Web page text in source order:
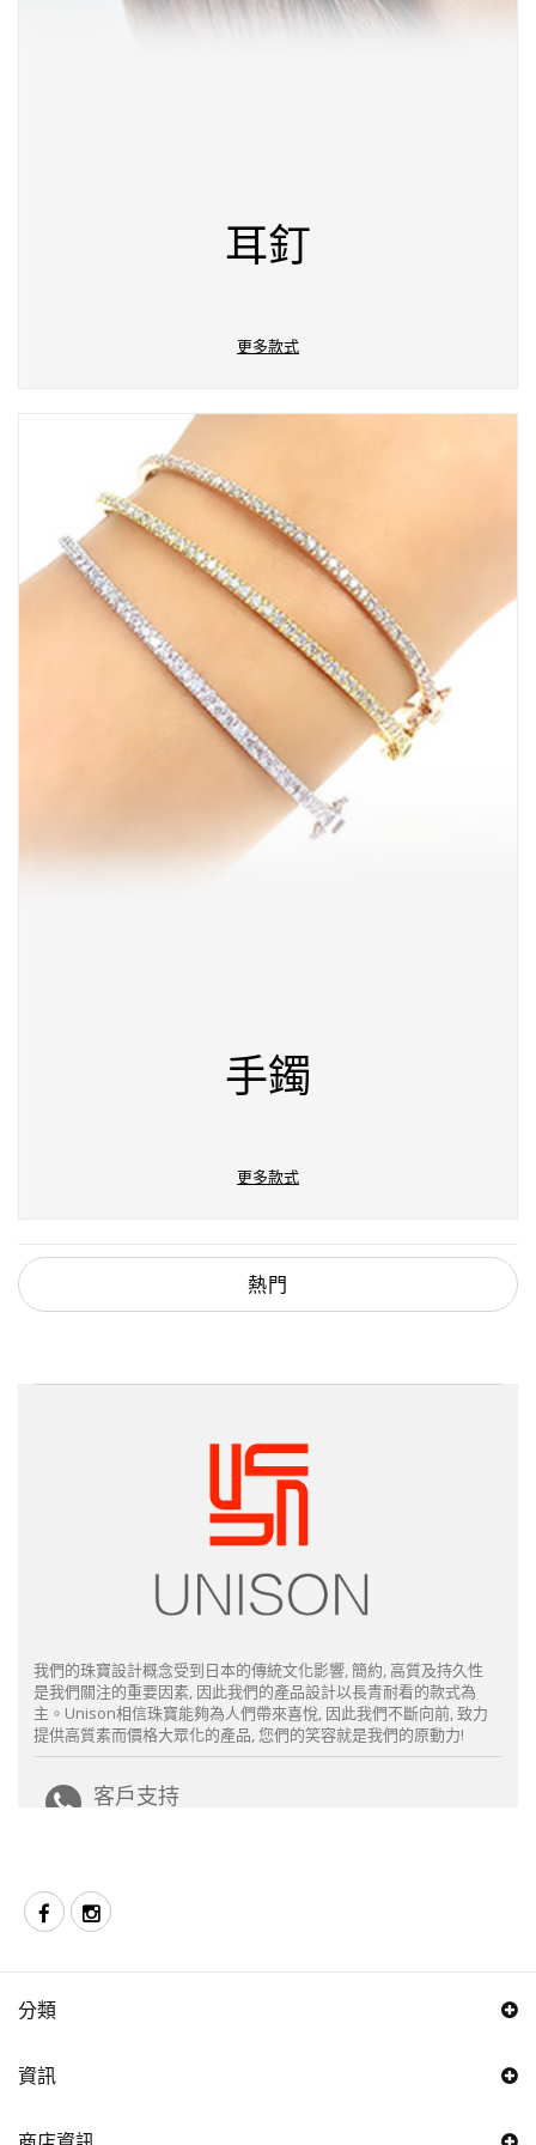
耳釘
更多款式
手鐲
更多款式
熱門
我們的珠寶設計概念受到日本的傳統文化影響, 簡約, 高質及持久性
是我們關注的重要因素, 因此我們的產品設計以長青耐看的款式為
主。Unison相信珠寶能夠為人們帶來喜悅, 因此我們不斷向前, 致力
提供高質素而價格大眾化的產品, 您們的笑容就是我們的原動力!
客戶支持
展覽期間休息)
Follow us
分類
資訊